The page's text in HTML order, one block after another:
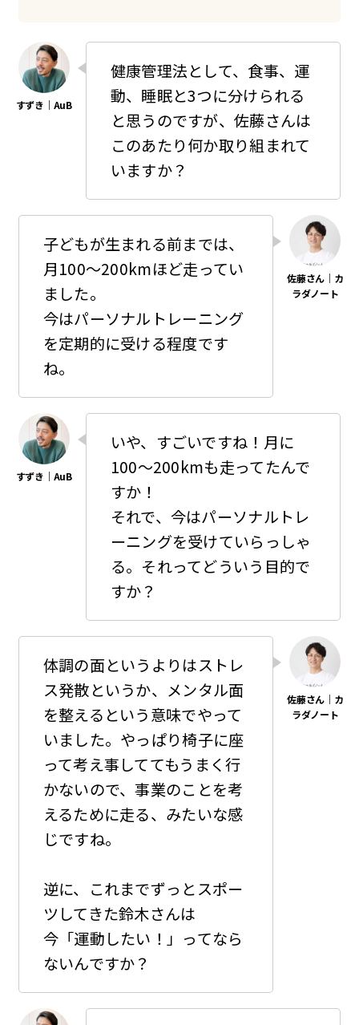
健康管理法として、食事、運
動、睡眠と3つに分けられる
と思うのですが、佐藤さんは
このあたり何か取り組まれて
いますか？
子どもが生まれる前までは、
月100〜200kmほど走ってい
ました。
今はパーソナルトレーニング
を定期的に受ける程度です
ね。
いや、すごいですね！月に
100〜200kmも走ってたんで
すか！
それで、今はパーソナルトレ
ーニングを受けていらっしゃ
る。それってどういう目的で
すか？
体調の面というよりはストレ
ス発散というか、メンタル面
を整えるという意味でやって
いました。やっぱり椅子に座
って考え事しててもうまく行
かないので、事業のことを考
えるために走る、みたいな感
じですね。
逆に、これまでずっとスポー
ツしてきた鈴木さんは
今「運動したい！」ってなら
ないんですか？